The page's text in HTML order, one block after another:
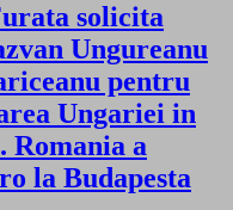
solicita
Ungureanu
pentru
Ungariei in
Romania a
la Budapesta